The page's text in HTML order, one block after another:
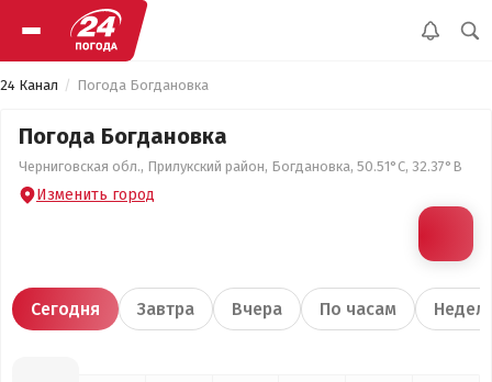
24 Канал Погода Богдановка
Погода Богдановка
Черниговская обл., Прилукский район, Богдановка, 50.51°С, 32.37°В
Изменить город
Сегодня Завтра Вчера По часам